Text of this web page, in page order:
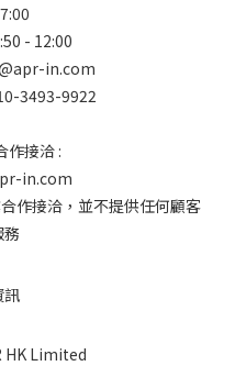
- 12:00
in.com
3493-9922
作接洽 :
in.com
作接洽，並不提供任何顧客
務
訊
HK Limited